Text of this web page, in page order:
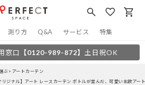
測り方 Q&A サービス 特集
窓口 【0120-989-872】 土日祝OK
ぶ
アートカーテン
リジナル】アート レースカーテン ボトルが並んだ、可愛い北欧アー